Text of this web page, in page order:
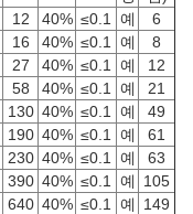
12 40% ≤0.1 예
6
16 40% ≤0.1 예
8
27 40% ≤0.1 예
12
58 40% ≤0.1 예
21
130 40% ≤0.1 예
49
190 40% ≤0.1 예
61
230 40% ≤0.1 예
63
390 40% ≤0.1 예
105
640 40% ≤0.1 예
149